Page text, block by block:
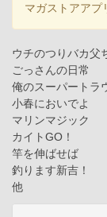
マガストアアプ
ウチのつりバカ父
ごっさんの日常
俺のスーパートラ
小春においでよ
マリンマジック
カイトGO！
竿を伸ばせば
釣ります新吉！
他